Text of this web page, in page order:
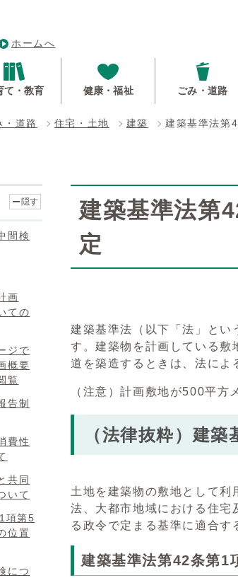
ホームへ
て・教育 健康・福祉 ごみ・道路
・道路 住宅・土地 建築 建築基準法第
建築基準法第
定
建築基準法（以下「法」とい
す。建築物を計画している敷
道を築造するときは、法によ
（注意）計画敷地が500平方
（法律抜粋）建
土地を建築物の敷地として
法、大都市地域における住宅
る政令で定まる基準に適合
建築基準法第42条第
隠す
間検
画
ての
ジで
概要
覧
告制
費性
共同
いて
項第5
位置
につ